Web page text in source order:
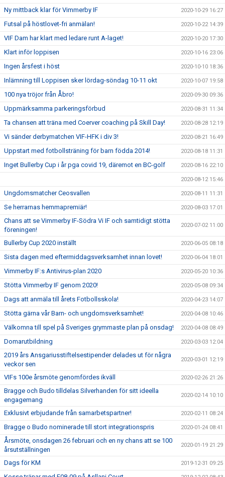
Ny mittback klar för Vimmerby IF 2020-10-29 16:27
Futsal på höstlovet-fri anmälan! 2020-10-22 14:39
VIF Dam har klart med ledare runt A-laget! 2020-10-20 17:30
Klart inför loppisen 2020-10-16 23:06
Ingen årsfest i höst 2020-10-10 18:36
Inlämning till Loppisen sker lördag-söndag 10-11 okt 2020-10-07 19:58
100 nya tröjor från Åbro! 2020-09-30 09:36
Uppmärksamma parkeringsförbud 2020-08-31 11:34
Ta chansen att träna med Coerver coaching på Skill Day! 2020-08-28 12:19
Vi sänder derbymatchen VIF-HFK i div 3! 2020-08-21 16:49
Uppstart med fotbollsträning för barn födda 2014! 2020-08-18 11:31
Inget Bullerby Cup i år pga covid 19, däremot en BC-golf 2020-08-16 22:10
2020-08-12 15:46
Ungdomsmatcher Ceosvallen 2020-08-11 11:31
Se herrarnas hemmapremiär! 2020-08-03 17:01
Chans att se Vimmerby IF-Södra Vi IF och samtidigt stötta
föreningen!
2020-07-02 11:00
Bullerby Cup 2020 inställt 2020-06-05 08:18
Sista dagen med eftermiddagsverksamhet innan lovet! 2020-06-04 18:01
Vimmerby IF:s Antivirus-plan 2020 2020-05-20 10:36
Stötta Vimmerby IF genom 2020! 2020-05-08 09:34
Dags att anmäla till årets Fotbollsskola! 2020-04-23 14:07
Stötta gärna vår Barn- och ungdomsverksamhet! 2020-04-08 10:46
Välkomna till spel på Sveriges grymmaste plan på onsdag! 2020-04-08 08:49
Domarutbildning 2020-03-03 12:04
2019 års Ansgariusstiftelsestipender delades ut för några
veckor sen
2020-03-01 12:19
VIFs 100e årsmöte genomfördes ikväll 2020-02-26 21:26
Bragge och Budo tilldelas Silverhanden för sitt ideella
engagemang
2020-02-14 10:10
Exklusivt erbjudande från samarbetspartner! 2020-02-11 08:24
Bragge o Budo nominerade till stort integrationspris 2020-01-24 08:41
Årsmöte, onsdagen 26 februari och en ny chans att se 100
årsutställningen
2020-01-19 21:29
Dags för KM 2019-12-31 09:25